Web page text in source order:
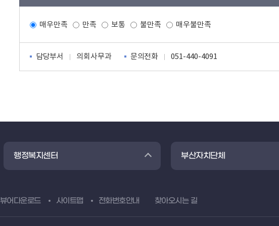
매우만족 만족 보통 불만족 매우불만족
담당부서 의회사무과 문의전화 051-440-4091
행정복지센터 부산자치단체
뷰어다운로드 사이트맵 전화번호안내 찾아오시는 길